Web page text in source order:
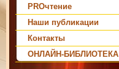
PROчтение
Наши публикации
Контакты
ОНЛАЙН-БИБЛИОТЕКА